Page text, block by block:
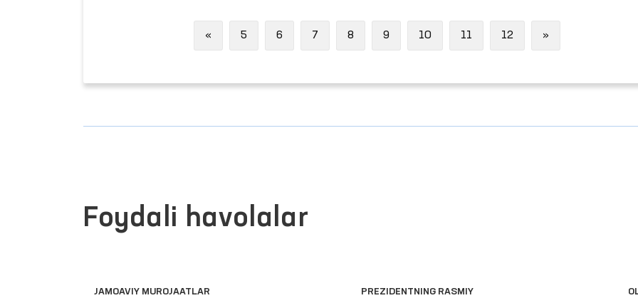
« Previous
5 6 7 8 9 10 11 12 »
Foydali havolalar
JAMOAVIY MUROJAATLAR PREZIDENTNING RASMIY